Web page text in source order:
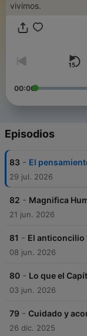
vivimos.
00:00
Episodios
83 - El
29 jul. 2026
82 - Magnifica
21 jun. 2026
81 - El anticoncilio
08 jun. 2026
80 - Lo que el
03 jun. 2026
79 - Cuidado y
26 dic. 2025